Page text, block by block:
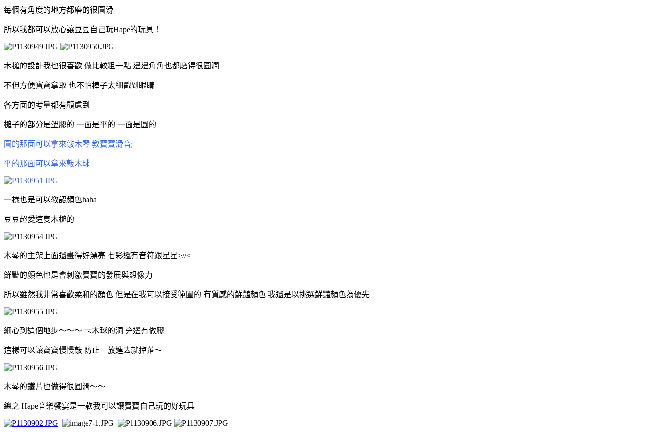
每個有角度的地方都磨的很圓滑
所以我都可以放心讓豆豆自己玩Hape的玩具！
木槌的設計我也很喜歡 做比較粗一點 邊邊角角也都磨得很圓潤
不但方便寶寶拿取 也不怕棒子太細戳到眼睛
各方面的考量都有顧慮到
槌子的部分是塑膠的 一面是平的 一面是圓的
圓的那面可以拿來敲木琴 教寶寶滑音;
平的那面可以拿來敲木球
一樣也是可以教認顏色haha
豆豆超愛這隻木槌的
木琴的主架上面還畫得好漂亮 七彩還有音符跟星星>//<
鮮豔的顏色也是會刺激寶寶的發展與想像力
所以雖然我非常喜歡柔和的顏色 但是在我可以接受範圍的 有質感的鮮豔顏色 我還是以挑選鮮豔顏色為優先
細心到這個地步～～～ 卡木球的洞 旁邊有做膠
這樣可以讓寶寶慢慢敲 防止一放進去就掉落～
木琴的鐵片也做得很圓潤～～
總之 Hape音樂饗宴是一款我可以讓寶寶自己玩的好玩具